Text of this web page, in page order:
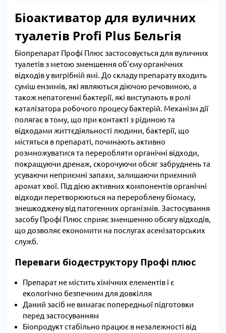
Біоактиватор для вуличних
туалетів Profi Plus Бельгія
Біопрепарат Профі Плюс застосовується для вуличних
туалетів з метою зменшення об'єму органічних
відходів у вигрібній ямі. До складу препарату входить
суміш ензимів, які являються діючою речовиною, а
також непатогенні бактерії, які виступають в ролі
каталізатора робочого процесу бактерій. Механізм дії
полягає в тому, що при контакті з рідиною та
відходами життєдіяльності людини, бактерії, що
містяться в препараті, починають активно
розмножуватися та переробляти органічні відходи,
покращуючи дренаж, скорочуючи обсяг забруднень та
усуваючи неприємні запахи, залишаючи приємний
аромат хвої. Під дією активних компонентів органічні
відходи перетворюються на перероблену біомасу,
знешкоджену від патогенних організмів. Застосування
засобу Профі Плюс сприяє зменшенню обсягу відходів,
що дозволяє економити на послугах асенізаторських
служб.
Переваги біодеструктору Профі плюс
Препарат не містить хімічних елементів і є
екологічно безпечним для довкілля
Даний засіб не вимагає попередньої підготовки
перед застосуванням
Біопродукт стабільно працює в незалежності від